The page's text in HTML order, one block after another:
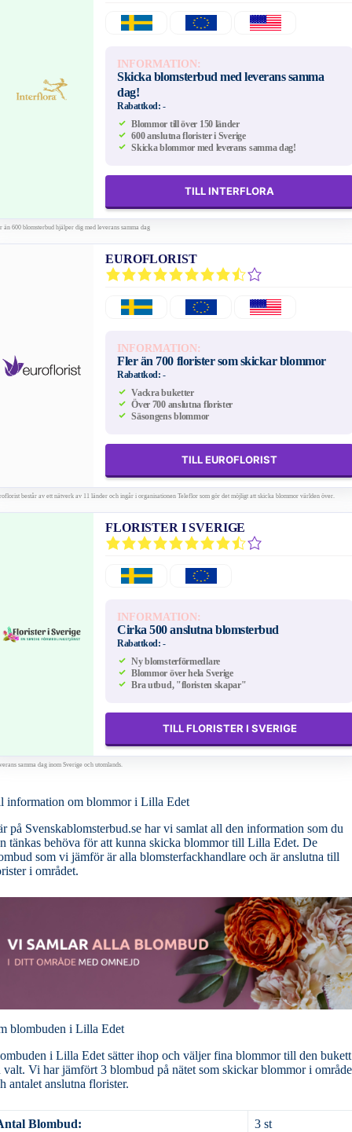
INFORMATION:
Skicka blomsterbud med leverans samma
dag!
Rabattkod: -
Blommor till över 150 länder
600 anslutna florister i Sverige
Skicka blommor med leverans samma dag!
TILL INTERFLORA
än 600 blomsterbud hjälper dig med leverans samma dag
EUROFLORIST
INFORMATION:
Fler än 700 florister som skickar blommor
Rabattkod: -
Vackra buketter
Över 700 anslutna florister
Säsongens blommor
TILL EUROFLORIST
består av ett nätverk av 11 länder och ingår i organisationen Teleflor som gör det möjligt att skicka blommor världen över.
FLORISTER I SVERIGE
INFORMATION:
Cirka 500 anslutna blomsterbud
Rabattkod: -
Ny blomsterförmedlare
Blommor över hela Sverige
Bra utbud, "floristen skapar"
TILL FLORISTER I SVERIGE
samma dag inom Sverige och utomlands.
information om blommor i Lilla Edet
på Svenskablomsterbud.se har vi samlat all den information som du
tänkas behöva för att kunna skicka blommor till Lilla Edet. De
som vi jämför är alla blomsterfackhandlare och är anslutna till
i området.
blombuden i Lilla Edet
i Lilla Edet sätter ihop och väljer fina blommor till den bukett
valt. Vi har jämfört 3 blombud på nätet som skickar blommor i
antalet anslutna florister.
Blombud: 3 st